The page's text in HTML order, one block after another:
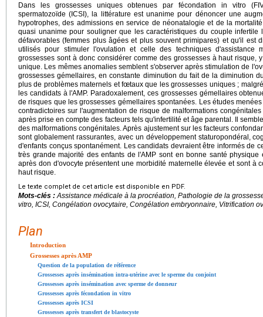
Dans les grossesses uniques obtenues par fécondation in vitro
spermatozoïde (ICSI), la littérature est unanime pour dénoncer une
hypotrophes, des admissions en service de néonatalogie et de la
quasi unanime pour souligner que les caractéristiques du couple infertile
défavorables (femmes plus âgées et plus souvent primipares) et qu'il est
utilisés pour stimuler l'ovulation et celle des techniques d'assistance
grossesses sont à donc considérer comme des grossesses à haut risque,
unique. Les mêmes anomalies semblent s'observer après stimulation de
grossesses gémellaires, en constante diminution du fait de la diminution
plus de problèmes maternels et fœtaux que les grossesses uniques ;
les candidats à l'AMP. Paradoxalement, ces grossesses gémellaires
de risques que les grossesses gémellaires spontanées. Les études
contradictoires sur l'augmentation de risque de malformations
après prise en compte des facteurs tels qu'infertilité et âge parental. Il
des malformations congénitales. Après ajustement sur les facteurs
sont globalement rassurantes, avec un développement staturopondéral,
d'enfants conçus spontanément. Les candidats devraient être informés de
très grande majorité des enfants de l'AMP sont en bonne santé physique
après don d'ovocyte présentent une morbidité maternelle élevée et sont à
haut risque.
Le texte complet de cet article est disponible en PDF.
Mots-clés : Assistance médicale à la procréation, Pathologie de la
vitro, ICSI, Congélation ovocytaire, Congélation embryonnaire, Vitrification
Plan
Introduction
Grossesses après AMP
Question de la population de référence
Grossesses après insémination intra-utérine avec le sperme du conjoint
Grossesses après insémination avec sperme de donneur
Grossesses après fécondation in vitro
Grossesses après ICSI
Grossesses après transfert de blastocyste